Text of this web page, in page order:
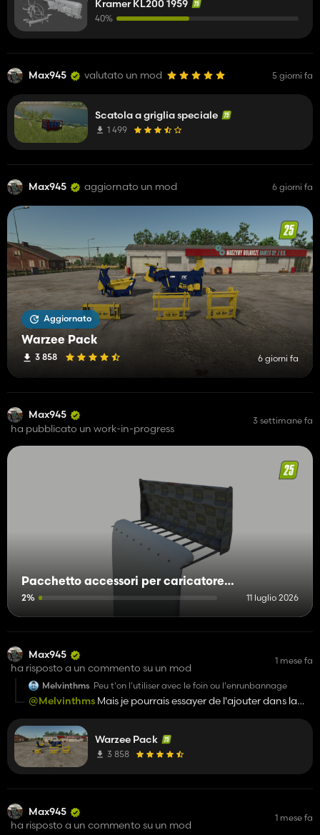
Kramer KL200 1959
40%
Max945 valutato un mod 5 giorni fa
Scatola a griglia speciale
1 499
Max945 aggiornato un mod 6 giorni fa
Aggiornato
Warzee Pack
3 858 6 giorni fa
Max945
ha pubblicato un work-in-progress
3 settimane fa
Pacchetto accessori per caricatore frontale Stoll
2% 11 luglio 2026
Max945
ha risposto a un commento su un mod
1 mese fa
Melvinthms Peu t'on l'utiliser avec le foin ou l'enrunbannage
@Melvinthms Mais je pourrais essayer de l'ajouter dans la
Warzee Pack
3 858
Max945
ha risposto a un commento su un mod
1 mese fa